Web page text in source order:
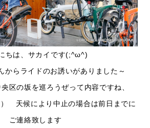
ちは、サカイです(;^ω^)
からライドのお誘いがありました～
区の坂を巡ろうぜって内容ですね、
天候により中止の場合は前日までに
ご連絡致します